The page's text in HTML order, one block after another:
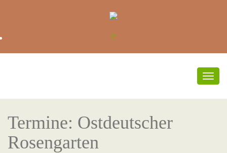
Termine: Ostdeutscher
Rosengarten